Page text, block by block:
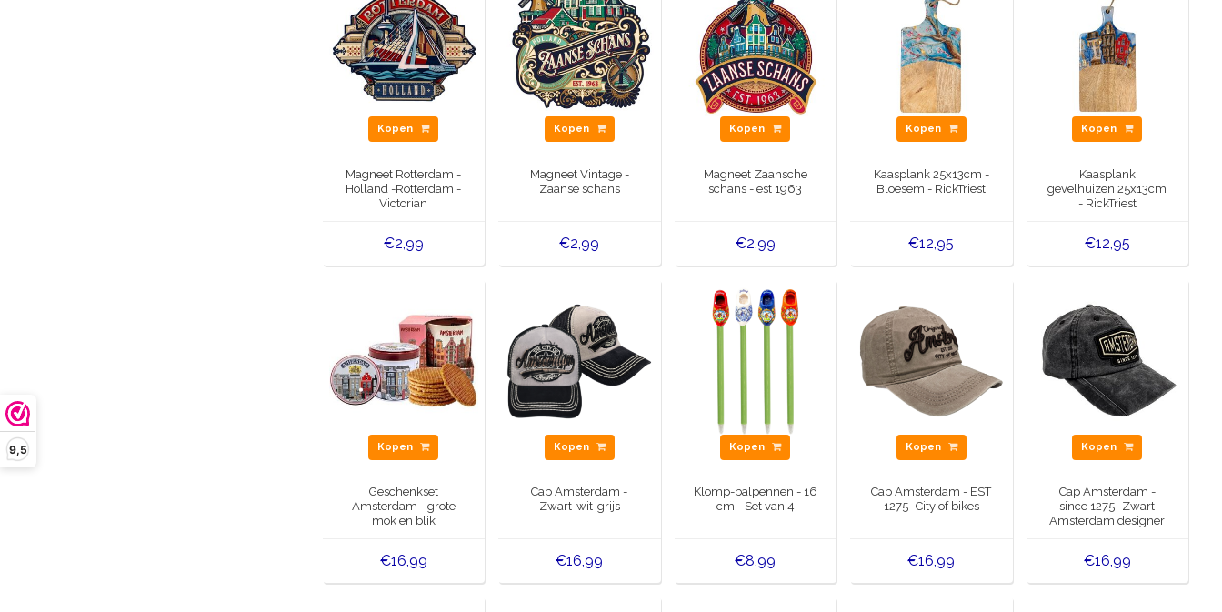
9,5
Kopen
Magneet Rotterdam -
Holland -Rotterdam -
Victorian
€2,99
Kopen
Magneet Vintage -
Zaanse schans
€2,99
Kopen
Magneet Zaansche
schans - est 1963
€2,99
Kopen
Kaasplank 25x13cm -
Bloesem - RickTriest
€12,95
Kopen
Kaasplank
gevelhuizen 25x13cm
- RickTriest
€12,95
Kopen
Geschenkset
Amsterdam - grote
mok en blik
€16,99
Kopen
Cap Amsterdam -
Zwart-wit-grijs
€16,99
Kopen
Klomp-balpennen - 16
cm - Set van 4
€8,99
Kopen
Cap Amsterdam - EST
1275 -City of bikes
€16,99
Kopen
Cap Amsterdam -
since 1275 -Zwart
Amsterdam designer
€16,99